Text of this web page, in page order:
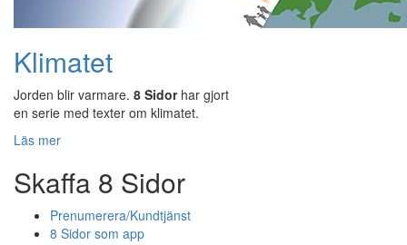
Klimatet
Jorden blir varmare. 8 Sidorhar gjort
en serie med texter om klimatet.
Läs mer
Skaffa 8 Sidor
Prenumerera/Kundtjänst
8 Sidor som app